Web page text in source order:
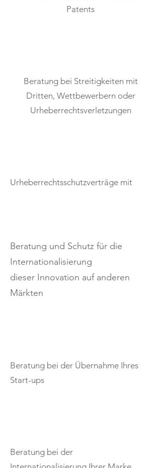
Patents
Beratung bei Streitigkeiten mit
Dritten, Wettbewerbern oder
Urheberrechtsverletzungen
Urheberrechtsschutzverträge mit
Beratung und Schutz für die
Internationalisierung
dieser Innovation auf anderen
Märkten
Beratung bei der Übernahme Ihres
Start-ups
Beratung bei der